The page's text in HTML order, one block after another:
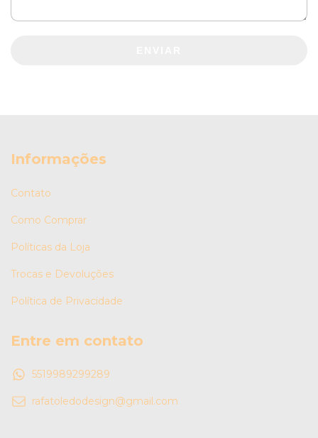
Informações
Contato
Como Comprar
Políticas da Loja
Trocas e Devoluções
Política de Privacidade
Entre em contato
5519989299289
rafatoledodesign@gmail.com